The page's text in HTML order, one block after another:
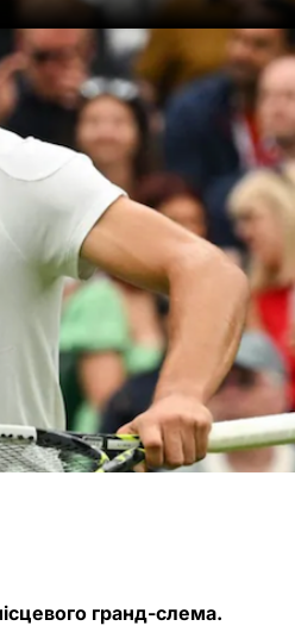
гранд-слема.